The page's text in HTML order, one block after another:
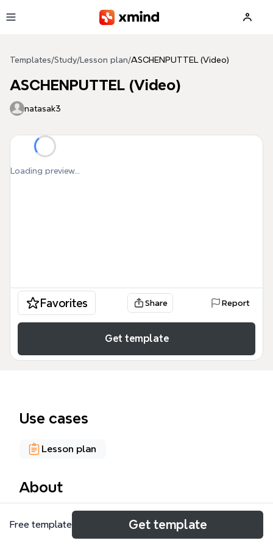
Templates/Study/ Lesson plan/ASCHENPUTTEL (Video)
ASCHENPUTTEL (Video)
natasak3
Loading preview...
Favorites Share Report
Get template
Use cases
Lesson plan
About
Die 'ASCHENPUTTEL (Video)' Mindmap ist eine
visuelle Figuren- und Handlungsanalyse des
Free template Get template